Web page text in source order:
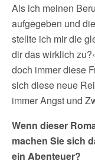
Als ich meinen
aufgegeben und
stellte ich mir die
dir das wirklich
doch immer diese
sich diese neue
immer Angst und
Wenn dieser
machen Sie sich
ein Abenteuer?